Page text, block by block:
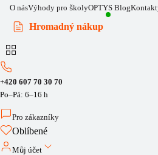
O násVýhody pro školyOPTYS Blog
Hromadný nákup
+420 607 70 30 70
Po–Pá: 6–16 h
Pro zákazníky
Oblíbené
Můj účet